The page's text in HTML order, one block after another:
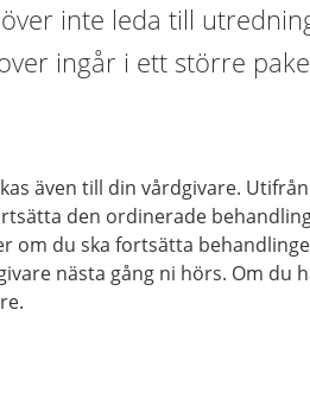
inte leda till
ingår i ett större
även till din vårdgivare.
den ordinerade
om du ska fortsätta
nästa gång ni hörs. Om du